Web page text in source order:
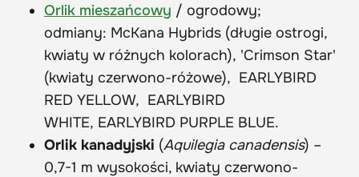
Orlik mieszańcowy / ogrodowy;
odmiany: McKana Hybrids (długie ostrogi,
kwiaty w różnych kolorach), 'Crimson Star'
(kwiaty czerwono-różowe), EARLYBIRD
RED YELLOW, EARLYBIRD
WHITE, EARLYBIRD PURPLE BLUE.
Orlik kanadyjski (Aquilegia canadensis) –
0,7-1 m wysokości, kwiaty czerwono-